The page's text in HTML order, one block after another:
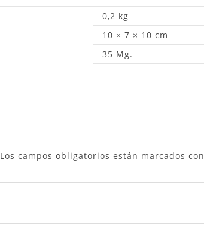
0,2 kg
10 × 7 × 10 cm
35 Mg.
Los campos obligatorios están marcados con